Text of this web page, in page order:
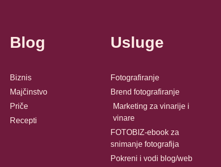
Blog
Biznis
Majčinstvo
Priče
Recepti
Usluge
Fotografiranje
Brend fotografiranje
Marketing za vinarije i
vinare
FOTOBIZ-ebook za
snimanje fotografija
Pokreni i vodi blog/web